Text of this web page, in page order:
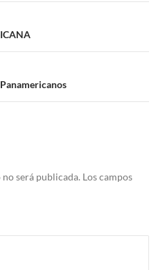
será publicada. Los campos